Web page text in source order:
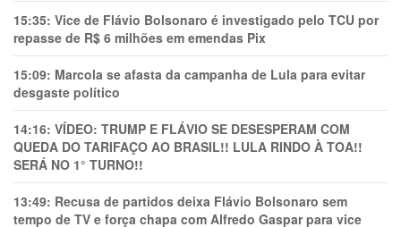
15:35: Vice de Flávio Bolsonaro é investigado pelo TCU por
repasse de R$ 6 milhões em emendas Pix
15:09: Marcola se afasta da campanha de Lula para evitar
desgaste político
14:16: VÍDEO: TRUMP E FLÁVIO SE DESESPERAM COM
QUEDA DO TARIFAÇO AO BRASIL!! LULA RINDO À TOA!!
SERÁ NO 1° TURNO!!
13:49: Recusa de partidos deixa Flávio Bolsonaro sem
tempo de TV e força chapa com Alfredo Gaspar para vice